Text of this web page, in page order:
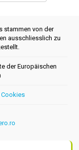
stammen von der
ausschliesslich zu
der Europäischen
Cookies